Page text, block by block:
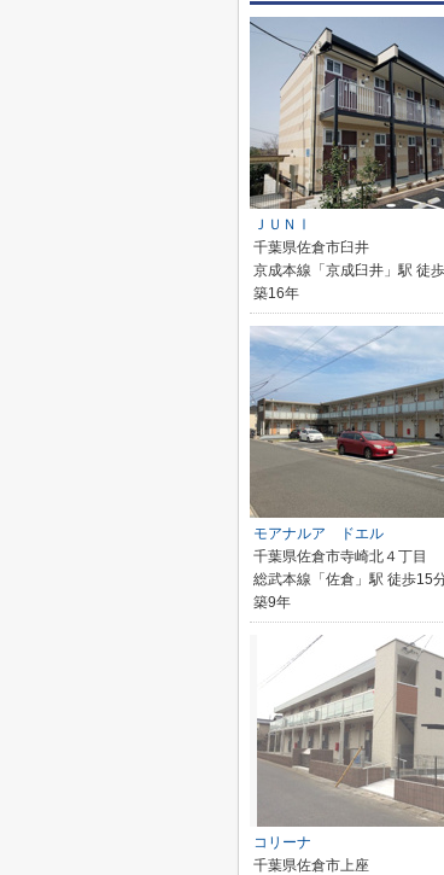
ＪＵＮⅠ
千葉県佐倉市臼井
京成本線「京成臼井」駅 徒
築16年
モアナルア ドエル
千葉県佐倉市寺崎北４丁目
総武本線「佐倉」駅 徒歩15
築9年
コリーナ
千葉県佐倉市上座